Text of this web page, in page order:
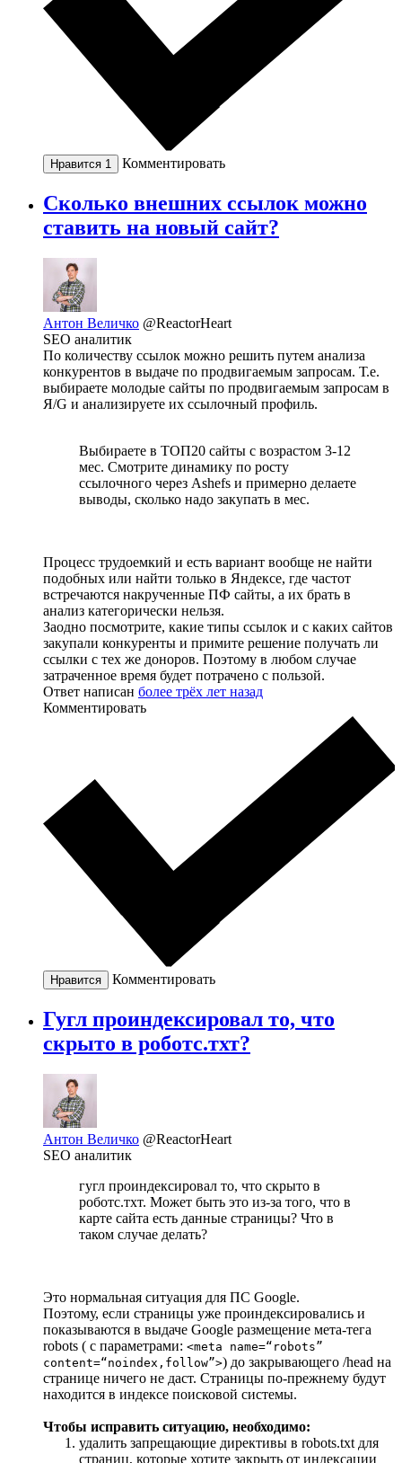
Нравится 1 Комментировать
Сколько внешних ссылок можно
ставить на новый сайт?
Антон Величко @ReactorHeart
SEO аналитик
По количеству ссылок можно решить путем анализа
конкурентов в выдаче по продвигаемым запросам. Т.е.
выбираете молодые сайты по продвигаемым запросам в
Я/G и анализируете их ссылочный профиль.
Выбираете в ТОП20 сайты с возрастом 3-12
мес. Смотрите динамику по росту
ссылочного через Ashefs и примерно делаете
выводы, сколько надо закупать в мес.
Процесс трудоемкий и есть вариант вообще не найти
подобных или найти только в Яндексе, где частот
встречаются накрученные ПФ сайты, а их брать в
анализ категорически нельзя.
Заодно посмотрите, какие типы ссылок и с каких сайтов
закупали конкуренты и примите решение получать ли
ссылки с тех же доноров. Поэтому в любом случае
затраченное время будет потрачено с пользой.
Ответ написан более трёх лет назад
Комментировать
Нравится Комментировать
Гугл проиндексировал то, что
скрыто в роботс.тхт?
Антон Величко @ReactorHeart
SEO аналитик
гугл проиндексировал то, что скрыто в
роботс.тхт. Может быть это из-за того, что в
карте сайта есть данные страницы? Что в
таком случае делать?
Это нормальная ситуация для ПС Google.
Поэтому, если страницы уже проиндексировались и
показываются в выдаче Google размещение мета-тега
robots ( с параметрами: <meta name=“robots”
content=“noindex,follow”>) до закрывающего /head на
странице ничего не даст. Страницы по-прежнему будут
находится в индексе поисковой системы.
Чтобы исправить ситуацию, необходимо:
удалить запрещающие директивы в robots.txt для
страниц, которые хотите закрыть от индексации